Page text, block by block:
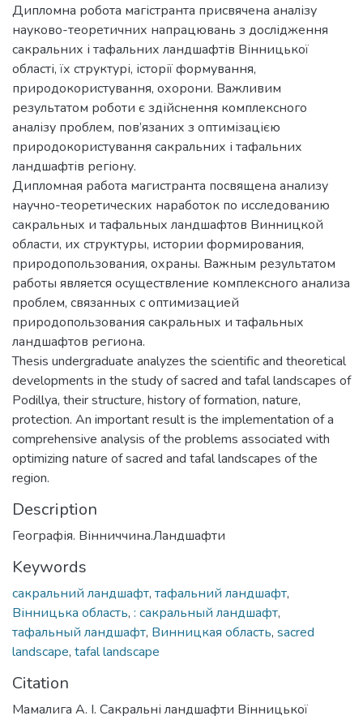
Дипломна робота магістранта присвячена аналізу
науково-теоретичних напрацювань з дослідження
сакральних і тафальних ландшафтів Вінницької
області, їх структурі, історії формування,
природокористування, охорони. Важливим
результатом роботи є здійснення комплексного
аналізу проблем, пов’язаних з оптимізацією
природокористування сакральних і тафальних
ландшафтів регіону.
Дипломная работа магистранта посвящена анализу
научно-теоретических наработок по исследованию
сакральных и тафальных ландшафтов Винницкой
области, их структуры, истории формирования,
природопользования, охраны. Важным результатом
работы является осуществление комплексного анализа
проблем, связанных с оптимизацией
природопользования сакральных и тафальных
ландшафтов региона.
Thesis undergraduate analyzes the scientific and theoretical
developments in the study of sacred and tafal landscapes of
Podillya, their structure, history of formation, nature,
protection. An important result is the implementation of a
comprehensive analysis of the problems associated with
optimizing nature of sacred and tafal landscapes of the
region.
Description
Географія. Вінниччина.Ландшафти
Keywords
сакральний ландшафт, тафальний ландшафт,
Вінницька область, : сакральный ландшафт,
тафальный ландшафт, Винницкая область, sacred
landscape, tafal landscape
Citation
Мамалига А. І. Сакральні ландшафти Вінницької